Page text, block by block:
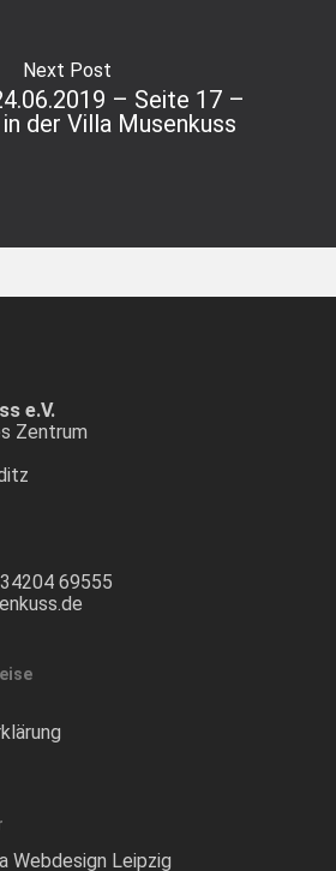
Next Post
– Seite 17 –
der Villa Musenkuss
e.V.
Zentrum
69555
Webdesign Leipzig